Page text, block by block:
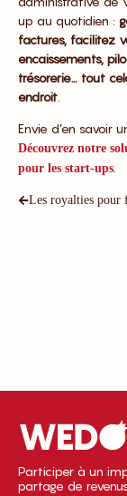
up au quotidien :
factures, facilitez
encaissements,
trésorerie… tout
endroit
Envie d’en savoir
Découvrez notre
pour les start-ups
Participer à un
partage de